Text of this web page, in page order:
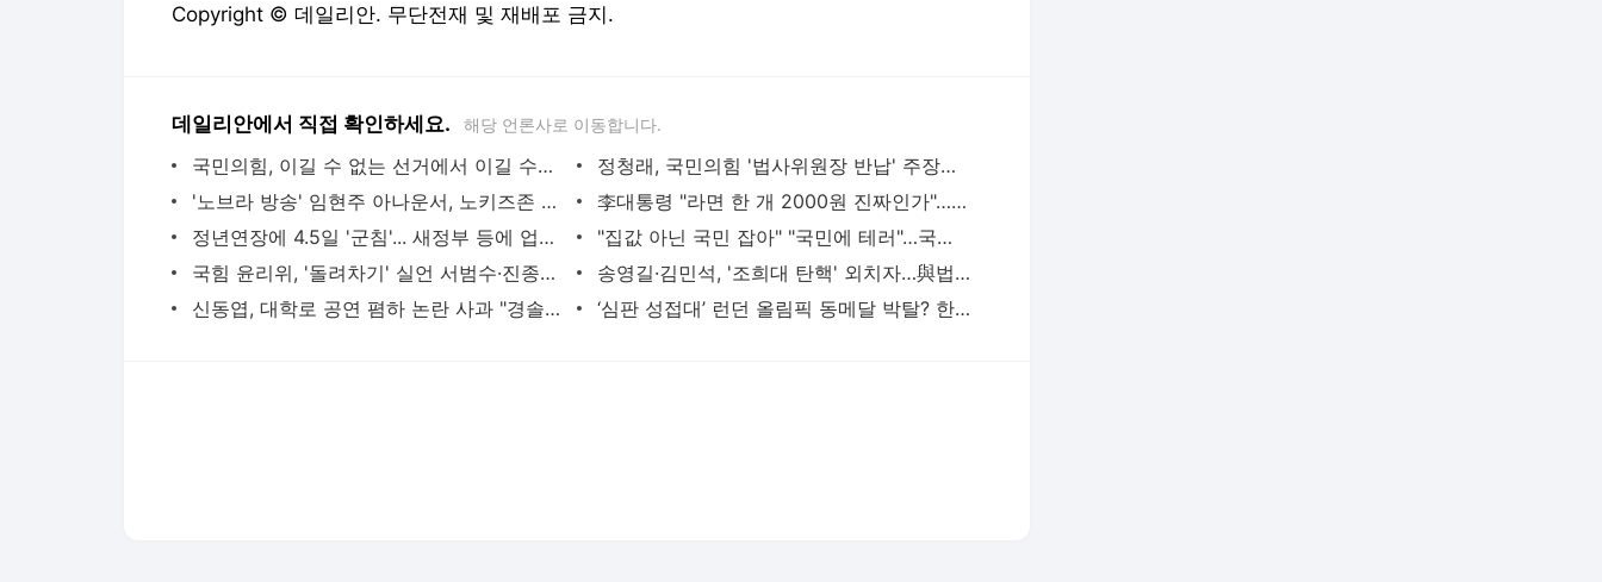
'노브라 방송' 임현주 아나운서, 노키즈존 저격했다
신동엽, 대학로 공연 폄하 논란 사과 "경솔한 발언 죄송"